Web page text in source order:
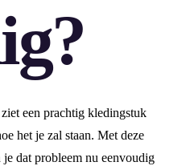
een prachtig kledingstuk
het je zal staan. Met deze
dat probleem nu eenvoudig